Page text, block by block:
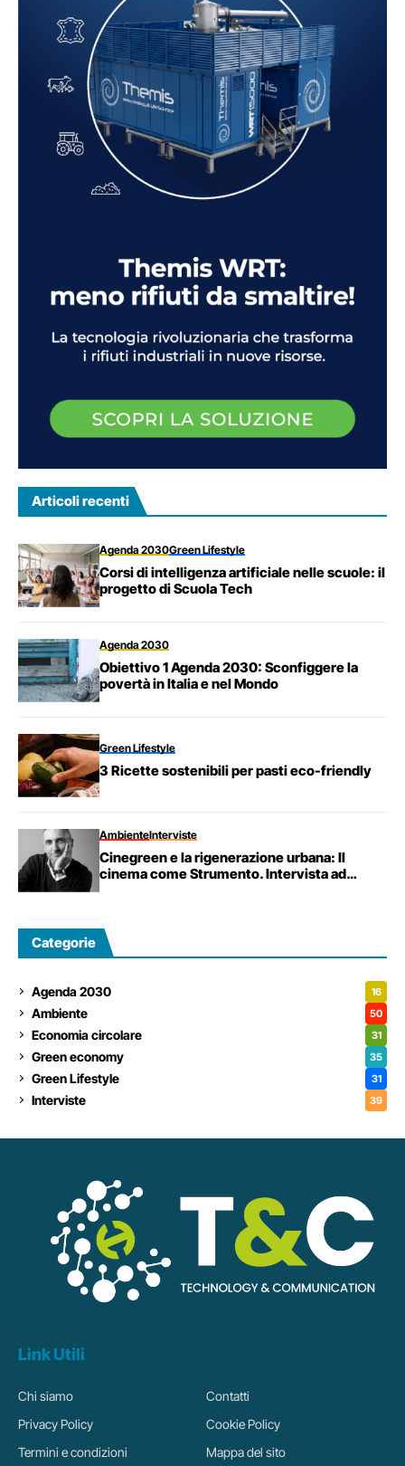
Articoli recenti
Agenda 2030Green Lifestyle
Corsi di intelligenza artificiale nelle scuole: il
progetto di Scuola Tech
Agenda 2030
Obiettivo 1 Agenda 2030: Sconfiggere la
povertà in Italia e nel Mondo
Green Lifestyle
3 Ricette sostenibili per pasti eco-friendly
AmbienteInterviste
Cinegreen e la rigenerazione urbana: Il
cinema come Strumento. Intervista ad
Categorie
Agenda 2030 16
Ambiente 50
Economia circolare 31
Green economy 35
Green Lifestyle 31
Interviste 39
Link Utili
Chi siamo
Contatti
Privacy Policy
Cookie Policy
Termini e condizioni
Mappa del sito